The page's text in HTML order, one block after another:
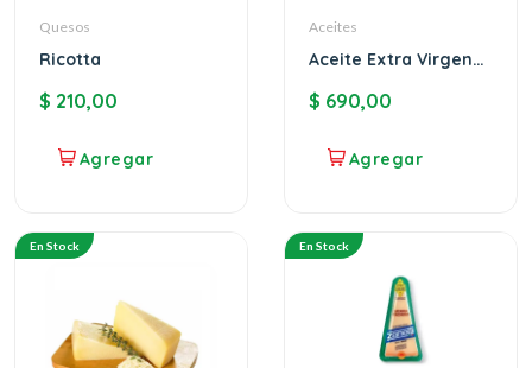
Quesos
Ricotta
$ 210,00
Aceites
Aceite Extra Virgen
$ 690,00
En Stock En Stock